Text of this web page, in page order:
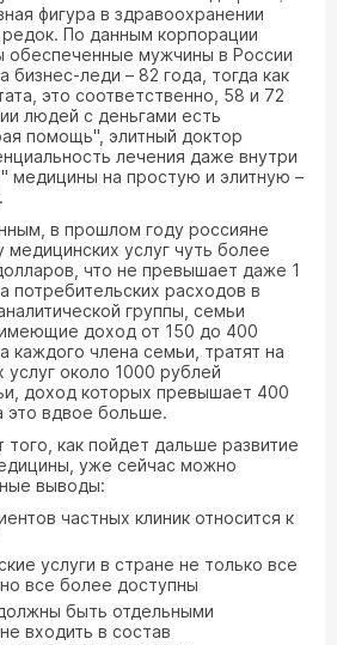
фигура в здравоохранении
По данным корпорации
обеспеченные мужчины в России
бизнес-леди – 82 года, тогда как
это соответственно, 58 и 72
людей с деньгами есть
помощь", элитный доктор
лечения даже внутри
медицины на простую и элитную –
в прошлом году россияне
медицинских услуг чуть более
что не превышает даже 1
потребительских расходов в
группы, семьи
имеющие доход от 150 до 400
каждого члена семьи, тратят на
услуг около 1000 рублей
доход которых превышает 400
это вдвое больше.
того, как пойдет дальше развитие
уже сейчас можно
выводы:
частных клиник относится к
услуги в стране не только все
все более доступны
быть отдельными
входить в состав